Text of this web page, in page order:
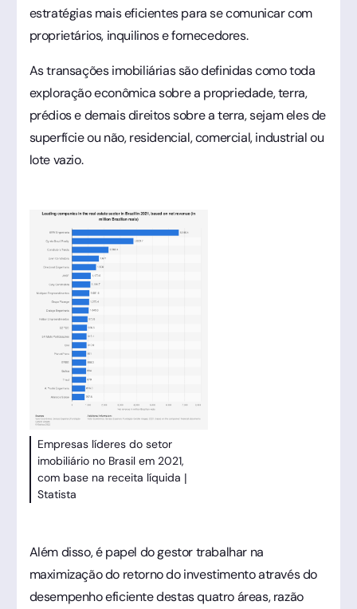
estratégias mais eficientes para se comunicar com
proprietários, inquilinos e fornecedores.
As transações imobiliárias são definidas como toda
exploração econômica sobre a propriedade, terra,
prédios e demais direitos sobre a terra, sejam eles de
superfície ou não, residencial, comercial, industrial ou
lote vazio.
Empresas líderes do setor
imobiliário no Brasil em 2021,
com base na receita líquida |
Statista
Além disso, é papel do gestor trabalhar na
maximização do retorno do investimento através do
desempenho eficiente destas quatro áreas, razão